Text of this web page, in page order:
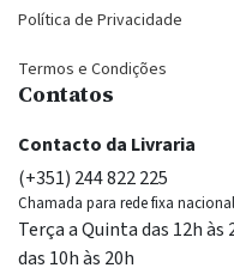
Política de Privacidade
Termos e Condições
Contatos
Contacto da Livraria
(+351) 244 822 225
Chamada para rede fixa nacional
Terça a Quinta das 12h às
das 10h às 20h